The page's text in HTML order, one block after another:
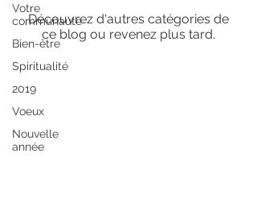
Votre
communauté
Bien-être
Spiritualité
2019
Voeux
Nouvelle
année
Découvrez d'autres catégories de
ce blog ou revenez plus tard.